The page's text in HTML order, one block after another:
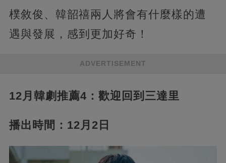
樸敘俊、韓韶禧兩人將會有什麼樣的遭
遇與發展，感到更加好奇！
ADVERTISEMENT
12月韓劇推薦4：歡迎回到三達里
播出時間：12月2日